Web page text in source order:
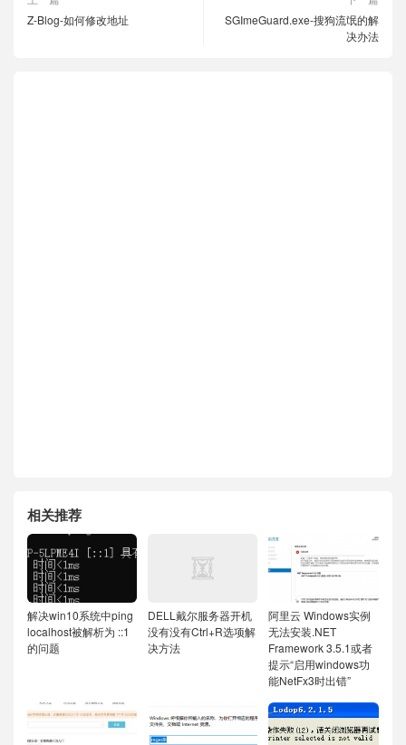
Z-Blog-如何修改地址
SGImeGuard.exe-搜狗流氓的解
决办法
相关推荐
解决win10系统中ping
localhost被解析为 ::1
的问题
DELL戴尔服务器开机
没有没有Ctrl+R选项解
决方法
阿里云 Windows实例
无法安装.NET
Framework 3.5.1或者
提示“启用windows功
能NetFx3时出错”